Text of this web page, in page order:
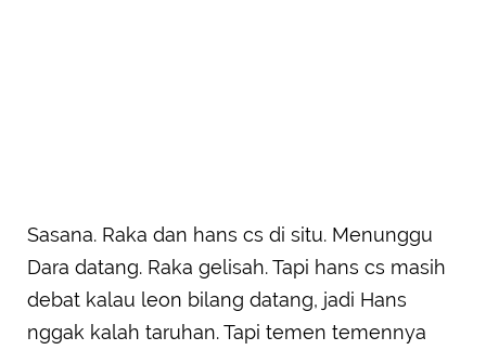
Sasana. Raka dan hans cs di situ. Menunggu
Dara datang. Raka gelisah. Tapi hans cs masih
debat kalau leon bilang datang, jadi Hans
nggak kalah taruhan. Tapi temen temennya